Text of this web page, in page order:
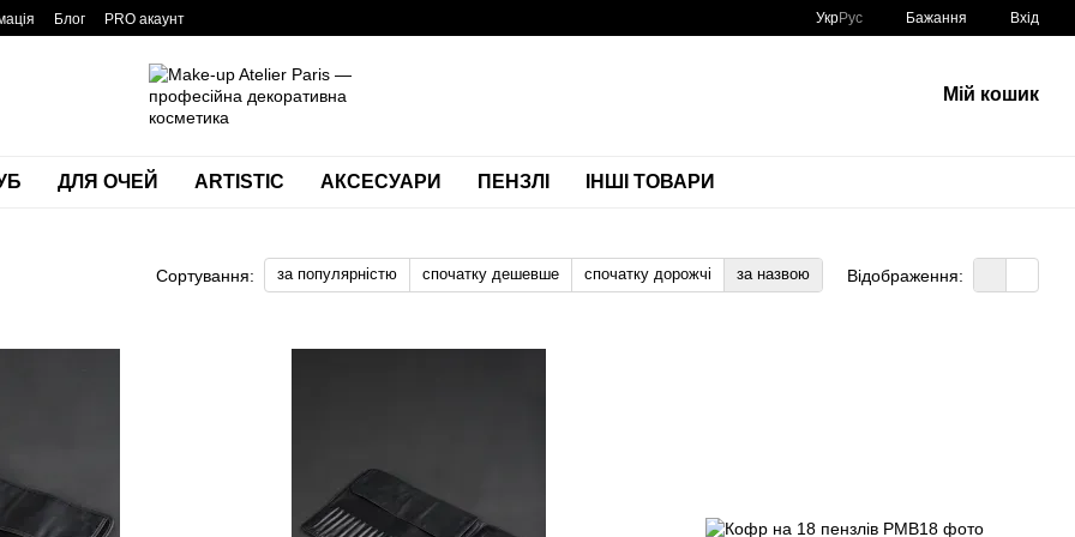
Блог PRO акаунт УкрРус Бажання Вхід
Мій кошик
ДЛЯ ОЧЕЙ ARTISTIC АКСЕСУАРИ ПЕНЗЛІ ІНШІ ТОВАРИ
Сортування: за популярністю спочатку дешевше спочатку дорожчі за назвою Відображення: